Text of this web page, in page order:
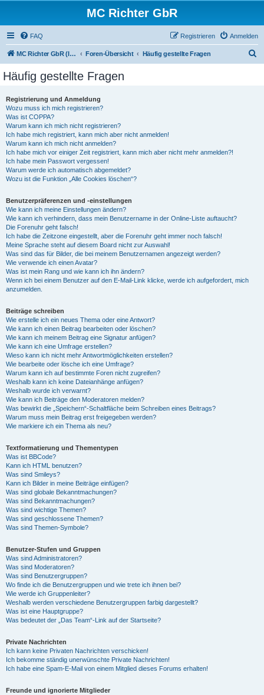
MC Richter GbR
FAQ Anmelden
Registrieren
MC Richter GbR (Impressum / Datenschutz) Foren-Übersicht Häufig gestellte Fragen
Häufig gestellte Fragen
Registrierung und Anmeldung
Wozu muss ich mich registrieren?
Was ist COPPA?
Warum kann ich mich nicht registrieren?
Ich habe mich registriert, kann mich aber nicht anmelden!
Warum kann ich mich nicht anmelden?
Ich habe mich vor einiger Zeit registriert, kann mich aber nicht mehr anmelden?!
Ich habe mein Passwort vergessen!
Warum werde ich automatisch abgemeldet?
Wozu ist die Funktion „Alle Cookies löschen“?
Benutzerpräferenzen und -einstellungen
Wie kann ich meine Einstellungen ändern?
Wie kann ich verhindern, dass mein Benutzername in der Online-Liste auftaucht?
Die Forenuhr geht falsch!
Ich habe die Zeitzone eingestellt, aber die Forenuhr geht immer noch falsch!
Meine Sprache steht auf diesem Board nicht zur Auswahl!
Was sind das für Bilder, die bei meinem Benutzernamen angezeigt werden?
Wie verwende ich einen Avatar?
Was ist mein Rang und wie kann ich ihn ändern?
Wenn ich bei einem Benutzer auf den E-Mail-Link klicke, werde ich aufgefordert, mich
anzumelden.
Beiträge schreiben
Wie erstelle ich ein neues Thema oder eine Antwort?
Wie kann ich einen Beitrag bearbeiten oder löschen?
Wie kann ich meinem Beitrag eine Signatur anfügen?
Wie kann ich eine Umfrage erstellen?
Wieso kann ich nicht mehr Antwortmöglichkeiten erstellen?
Wie bearbeite oder lösche ich eine Umfrage?
Warum kann ich auf bestimmte Foren nicht zugreifen?
Weshalb kann ich keine Dateianhänge anfügen?
Weshalb wurde ich verwarnt?
Wie kann ich Beiträge den Moderatoren melden?
Was bewirkt die „Speichern“-Schaltfläche beim Schreiben eines Beitrags?
Warum muss mein Beitrag erst freigegeben werden?
Wie markiere ich ein Thema als neu?
Textformatierung und Thementypen
Was ist BBCode?
Kann ich HTML benutzen?
Was sind Smileys?
Kann ich Bilder in meine Beiträge einfügen?
Was sind globale Bekanntmachungen?
Was sind Bekanntmachungen?
Was sind wichtige Themen?
Was sind geschlossene Themen?
Was sind Themen-Symbole?
Benutzer-Stufen und Gruppen
Was sind Administratoren?
Was sind Moderatoren?
Was sind Benutzergruppen?
Wo finde ich die Benutzergruppen und wie trete ich ihnen bei?
Wie werde ich Gruppenleiter?
Weshalb werden verschiedene Benutzergruppen farbig dargestellt?
Was ist eine Hauptgruppe?
Was bedeutet der „Das Team“-Link auf der Startseite?
Private Nachrichten
Ich kann keine Privaten Nachrichten verschicken!
Ich bekomme ständig unerwünschte Private Nachrichten!
Ich habe eine Spam-E-Mail von einem Mitglied dieses Forums erhalten!
Freunde und ignorierte Mitglieder